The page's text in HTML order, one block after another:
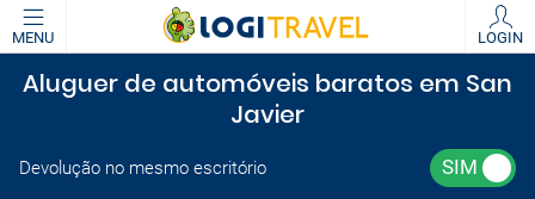
MENU LOGIN
Aluguer de automóveis baratos em San
Javier
Devolução no mesmo escritório